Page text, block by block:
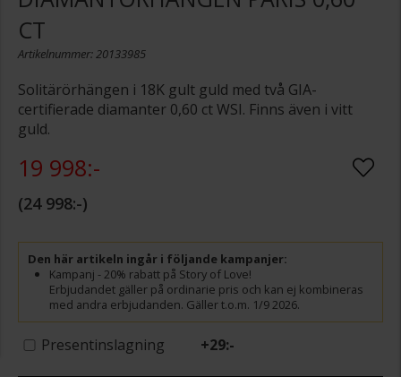
CT
Artikelnummer: 20133985
Solitärörhängen i 18K gult guld med två GIA-
certifierade diamanter 0,60 ct WSI. Finns även i vitt
guld.
19 998:-
24 998:-
Den här artikeln ingår i följande kampanjer:
Kampanj - 20% rabatt på Story of Love!
Erbjudandet gäller på ordinarie pris och kan ej kombineras
med andra erbjudanden. Gäller t.o.m. 1/9 2026.
Presentinslagning +29:-